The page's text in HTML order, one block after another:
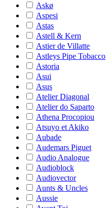
Askø
Aspesi
Astas
Astell & Kern
Astier de Villatte
Astleys Pipe Tobacco
Astoria
Asui
Asus
Atelier Diagonal
Atelier do Saparto
Athena Procopiou
Atsuyo et Akiko
Aubade
Audemars Piguet
Audio Analogue
Audioblock
Audiovector
Aunts & Uncles
Aussie